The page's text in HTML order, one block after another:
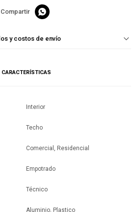

y costos de envío
CARACTERÍSTICAS
Interior
Techo
Comercial, Residencial
Empotrado
Técnico
Aluminio, Plastico